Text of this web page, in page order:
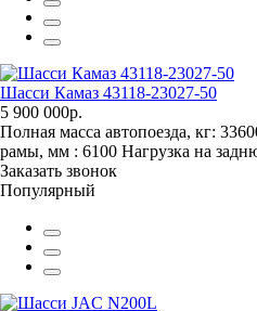
Шасси Камаз 43118-23027-50
5 900 000р.
Полная масса автопоезда, кг:
рамы, мм : 6100 Нагрузка на
Заказать звонок
Популярный